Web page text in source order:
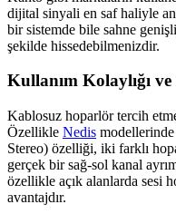
dijital sinyali en saf haliyle
bir sistemde bile sahne
şekilde hissedebilmenizdir.
Kullanım Kolaylığı
Kablosuz hoparlör tercih
Özellikle Nedis modellerinde
Stereo) özelliği, iki farklı
gerçek bir sağ-sol kanal
özellikle açık alanlarda sesi
avantajdır.